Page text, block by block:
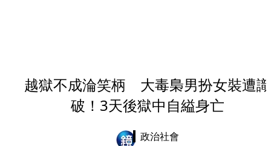
越獄不成淪笑柄 大毒梟男扮女裝遭識
破！3天後獄中自縊身亡
政治社會